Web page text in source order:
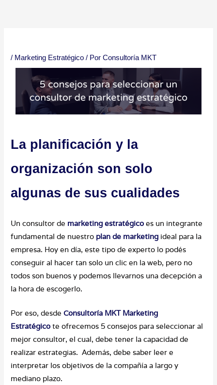
/ Marketing Estratégico / PorConsultoría MKT
La planificación y la
organización son solo
algunas de sus cualidades
Un consultor de marketing estratégico es un integrante
fundamental de nuestro plan de marketing ideal para la
empresa. Hoy en día, este tipo de experto lo podés
conseguir al hacer tan solo un clic en la web, pero no
todos son buenos y podemos llevarnos una decepción a
la hora de escogerlo.
Por eso, desde Consultoría MKT Marketing
Estratégico te ofrecemos 5 consejos para seleccionar al
mejor consultor, el cual, debe tener la capacidad de
realizar estrategias. Además, debe saber leer e
interpretar los objetivos de la compañía a largo y
mediano plazo.